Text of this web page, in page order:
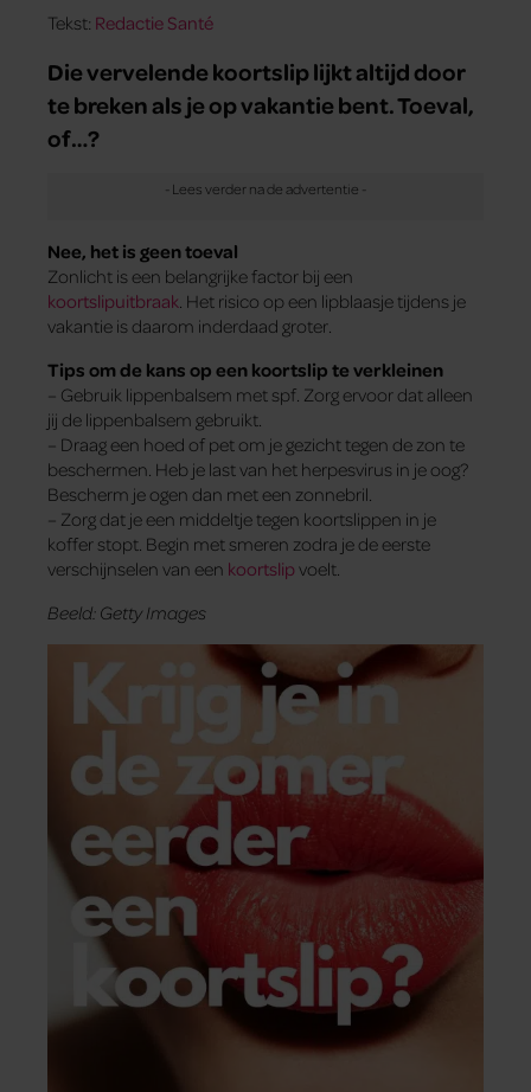
Tekst: Redactie Santé
Die vervelende koortslip lijkt altijd door
te breken als je op vakantie bent. Toeval,
of…?
Nee, het is geen toeval
Zonlicht is een belangrijke factor bij een
koortslipuitbraak. Het risico op een lipblaasje tijdens je
vakantie is daarom inderdaad groter.
Tips om de kans op een koortslip te verkleinen
– Gebruik lippenbalsem met spf. Zorg ervoor dat alleen
jij de lippenbalsem gebruikt.
– Draag een hoed of pet om je gezicht tegen de zon te
beschermen. Heb je last van het herpesvirus in je oog?
Bescherm je ogen dan met een zonnebril.
– Zorg dat je een middeltje tegen koortslippen in je
koffer stopt. Begin met smeren zodra je de eerste
verschijnselen van een koortslipvoelt.
Beeld: Getty Images